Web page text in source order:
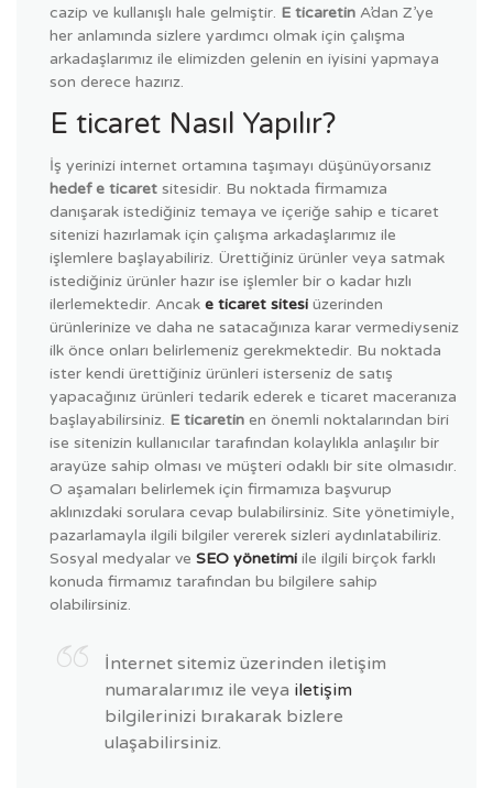
cazip ve kullanışlı hale gelmiştir. E ticaretin A’dan Z’ye
her anlamında sizlere yardımcı olmak için çalışma
arkadaşlarımız ile elimizden gelenin en iyisini yapmaya
son derece hazırız.
E ticaret Nasıl Yapılır?
İş yerinizi internet ortamına taşımayı düşünüyorsanız
hedef e ticaret sitesidir. Bu noktada firmamıza
danışarak istediğiniz temaya ve içeriğe sahip e ticaret
sitenizi hazırlamak için çalışma arkadaşlarımız ile
işlemlere başlayabiliriz. Ürettiğiniz ürünler veya satmak
istediğiniz ürünler hazır ise işlemler bir o kadar hızlı
ilerlemektedir. Ancak e ticaret sitesi üzerinden
ürünlerinize ve daha ne satacağınıza karar vermediyseniz
ilk önce onları belirlemeniz gerekmektedir. Bu noktada
ister kendi ürettiğiniz ürünleri isterseniz de satış
yapacağınız ürünleri tedarik ederek e ticaret maceranıza
başlayabilirsiniz. E ticaretin en önemli noktalarından biri
ise sitenizin kullanıcılar tarafından kolaylıkla anlaşılır bir
arayüze sahip olması ve müşteri odaklı bir site olmasıdır.
O aşamaları belirlemek için firmamıza başvurup
aklınızdaki sorulara cevap bulabilirsiniz. Site yönetimiyle,
pazarlamayla ilgili bilgiler vererek sizleri aydınlatabiliriz.
Sosyal medyalar ve SEO yönetimi ile ilgili birçok farklı
konuda firmamız tarafından bu bilgilere sahip
olabilirsiniz.
İnternet sitemiz üzerinden iletişim
numaralarımız ile veya iletişim
bilgilerinizi bırakarak bizlere
ulaşabilirsiniz.